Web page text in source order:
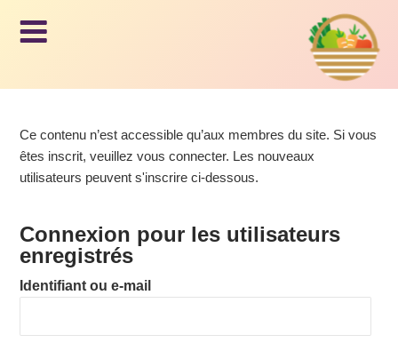
contenu
principal
AM
AP,
LE
R
Le panier
d'Issy
Ce contenu n’est accessible qu’aux membres du site. Si vous
êtes inscrit, veuillez vous connecter. Les nouveaux
utilisateurs peuvent s'inscrire ci-dessous.
Connexion pour les utilisateurs
enregistrés
Identifiant ou e-mail